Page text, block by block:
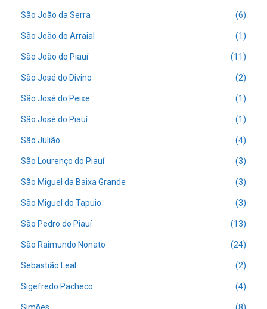
São João da Serra (6)
São João do Arraial (1)
São João do Piauí (11)
São José do Divino (2)
São José do Peixe (1)
São José do Piauí (1)
São Julião (4)
São Lourenço do Piauí (3)
São Miguel da Baixa Grande (3)
São Miguel do Tapuio (3)
São Pedro do Piauí (13)
São Raimundo Nonato (24)
Sebastião Leal (2)
Sigefredo Pacheco (4)